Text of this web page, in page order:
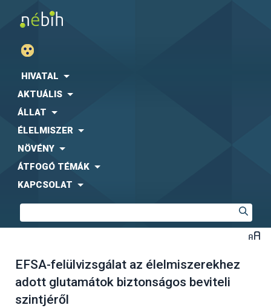
HIVATAL
AKTUÁLIS
ÁLLAT
ÉLELMISZER
NÖVÉNY
ÁTFOGÓ TÉMÁK
KAPCSOLAT
EFSA-felülvizsgálat az élelmiszerekhez
adott glutamátok biztonságos beviteli
szintjéről